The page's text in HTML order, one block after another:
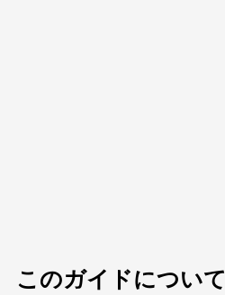
このガイドについて